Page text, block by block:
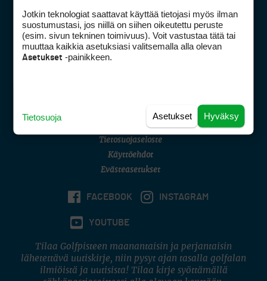
Golfpisteen yhteystiedot
DSA avoimuusraportti
Asiakaspalvelu
(digi) digi@otavamedia.fi
Tietosuojaseloste
Käyttöehdot
Evästeasetukset
FACEBOOK INSTAGRAM
YOUTUBE
Tilaa Golfpisteen maanantaisin ja perjantaisin
lähetettävä uutiskirje, niin pysyt ajan tasalla golfalan
ilmiöistä ja uutisista! Tilaa kirje syöttämällä
Jotkin teknologiat saattavat käyttää tietojasi myös ilman
suostumustasi, jos niillä on siihen oikeutettu peruste
(esim. sivun tekninen toimivuus). Voit vastustaa tätä tai
muuttaa kaikkia asetuksiasi valitsemalla alla olevan
Asetukset -painikkeen.
Hyväksy
Asetukset
Tietosuoja